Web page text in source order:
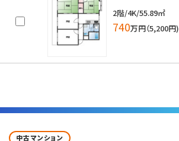
2階/4K/55.89㎡
740万円（5,200円)
中古マンション